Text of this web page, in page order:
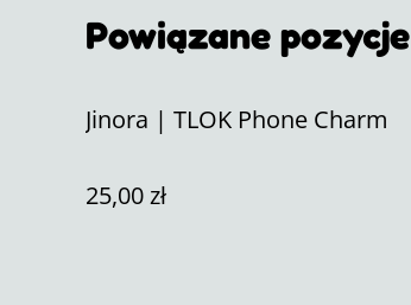
Powiązane pozycje
Jinora | TLOK Phone Charm
25,00 zł